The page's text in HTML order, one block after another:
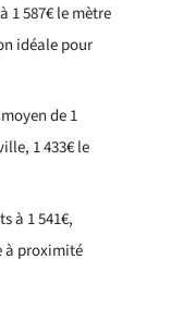
1 587€ le mètre
idéale pour
de 1
1 433€ le
à 1 541€,
à proximité